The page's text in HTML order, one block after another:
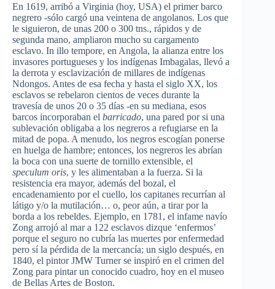
En 1619, arribó a Virginia (hoy, USA) el primer barco
negrero -sólo cargó una veintena de angolanos. Los que
le siguieron, de unas 200 o 300 tns., rápidos y de
segunda mano, ampliaron mucho su cargamento
esclavo. In illo tempore, en Angola, la alianza entre los
invasores portugueses y los indígenas Imbagalas, llevó a
la derrota y esclavización de millares de indígenas
Ndongos. Antes de esa fecha y hasta el siglo XX, los
esclavos se rebelaron cientos de veces durante la
travesía de unos 20 o 35 días -en su mediana, esos
barcos incorporaban el barricado, una pared por si una
sublevación obligaba a los negreros a refugiarse en la
mitad de popa. A menudo, los negros escogían ponerse
en huelga de hambre; entonces, los negreros les abrían
la boca con una suerte de tornillo extensible, el
speculum oris, y les alimentaban a la fuerza. Si la
resistencia era mayor, además del bozal, el
encadenamiento por el cuello, los capitanes recurrían al
látigo y/o la mutilación… o, peor aún, a tirar por la
borda a los rebeldes. Ejemplo, en 1781, el infame navío
Zong arrojó al mar a 122 esclavos dizque ‘enfermos’
porque el seguro no cubría las muertes por enfermedad
pero sí la pérdida de la mercancía; un siglo después, en
1840, el pintor JMW Turner se inspiró en el crimen del
Zong para pintar un conocido cuadro, hoy en el museo
de Bellas Artes de Boston.